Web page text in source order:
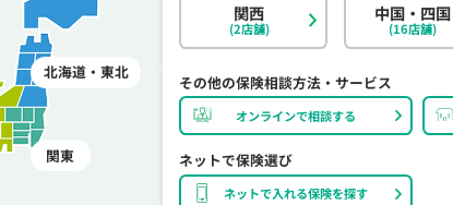
その他の保険相談方法・サービス
オンラインで相談する
ネットで保険選び
ネットで入れる保険を探す
北海道・東北
関東
関西
(2店舗)
中国・四国
(16店舗)